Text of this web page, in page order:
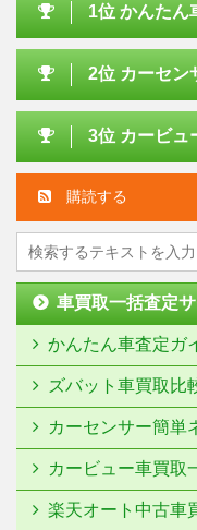
1位 かんたん
2位 カーセン
3位 カービュ
購読する
車買取一括査定サ
かんたん車査定ガ
ズバット車買取比
カーセンサー簡単
カービュー車買取
楽天オート中古車